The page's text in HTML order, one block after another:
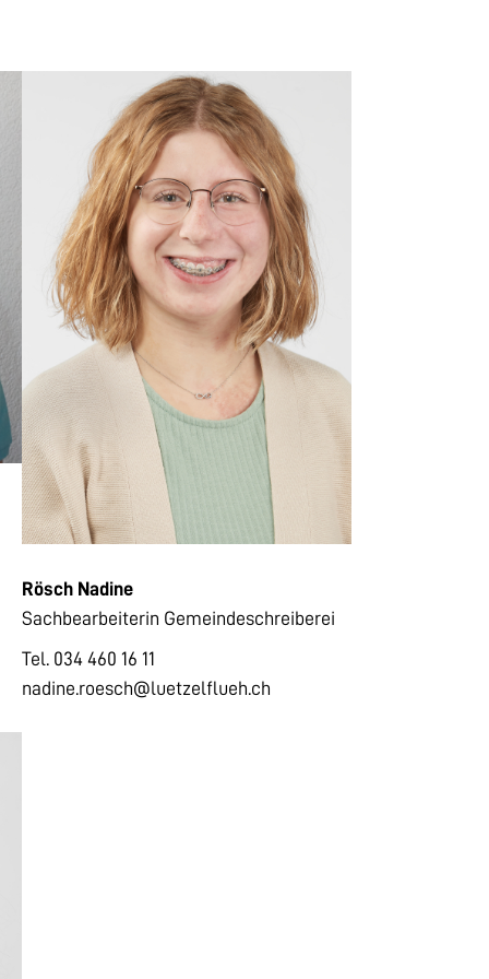
Rösch Nadine
Sachbearbeiterin Gemeindeschreiberei
Tel. 034 460 16 11
nadine.roesch@luetzelflueh.ch